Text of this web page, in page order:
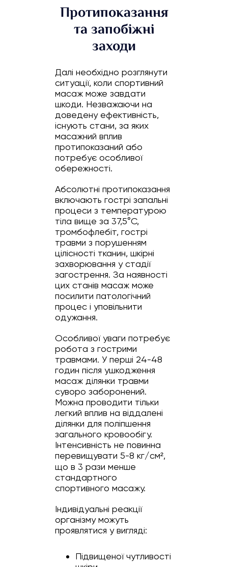
Протипоказання
та запобіжні
заходи
Далі необхідно розглянути
ситуації, коли спортивний
масаж може завдати
шкоди. Незважаючи на
доведену ефективність,
існують стани, за яких
масажний вплив
протипоказаний або
потребує особливої
обережності.
Абсолютні протипоказання
включають гострі запальні
процеси з температурою
тіла вище за 37,5°C,
тромбофлебіт, гострі
травми з порушенням
цілісності тканин, шкірні
захворювання у стадії
загострення. За наявності
цих станів масаж може
посилити патологічний
процес і уповільнити
одужання.
Особливої уваги потребує
робота з гострими
травмами. У перші 24-48
годин після ушкодження
масаж ділянки травми
суворо заборонений.
Можна проводити тільки
легкий вплив на віддалені
ділянки для поліпшення
загального кровообігу.
Інтенсивність не повинна
перевищувати 5-8 кг/см²,
що в 3 рази менше
стандартного
спортивного масажу.
Індивідуальні реакції
організму можуть
проявлятися у вигляді:
Підвищеної чутливості